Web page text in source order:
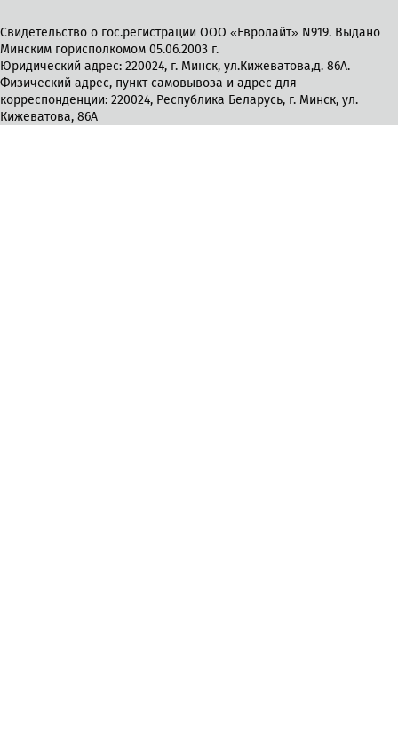
Свидетельство о гос.регистрации ООО «Евролайт» N919. Выдано
Минским горисполкомом 05.06.2003 г.
Юридический адрес: 220024, г. Минск, ул.Кижеватова,д. 86А.
Физический адрес, пункт самовывоза и адрес для
корреспонденции: 220024, Республика Беларусь, г. Минск, ул.
Кижеватова, 86А